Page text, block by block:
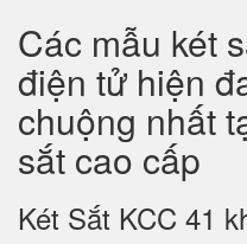
Các mẫu két
điện tử hiện
chuộng nhất
sắt cao cấp
Két Sắt KCC 41